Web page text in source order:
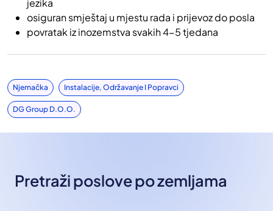
jezika
osiguran smještaj u mjestu rada i prijevoz do posla
povratak iz inozemstva svakih 4-5 tjedana
Njemačka Instalacije, Održavanje I Popravci
DG Group D.o.o.
Pretraži poslove po zemljama